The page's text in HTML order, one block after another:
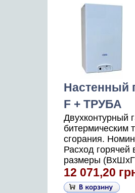
Настенный
F + ТРУБА
Двухконтурный
битермическим
сгорания.
Расход
размеры
12 071,20